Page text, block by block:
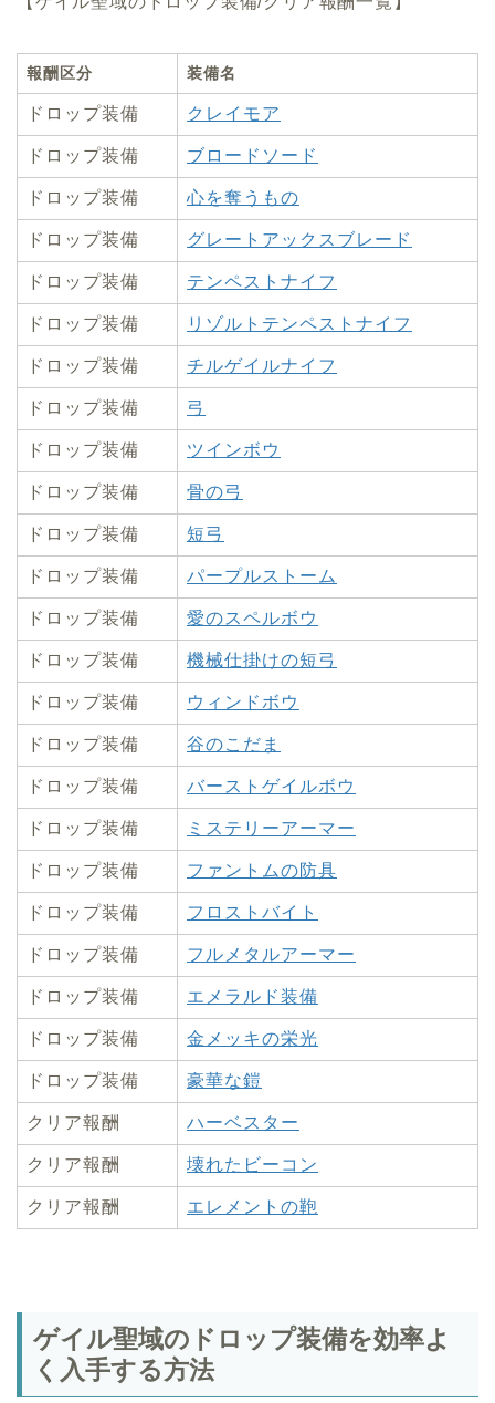
報酬区分 装備名
ドロップ装備 クレイモア
ドロップ装備 ブロードソード
ドロップ装備 心を奪うもの
ドロップ装備 グレートアックスブレード
ドロップ装備 テンペストナイフ
ドロップ装備 リゾルトテンペストナイフ
ドロップ装備 チルゲイルナイフ
ドロップ装備 弓
ドロップ装備 ツインボウ
ドロップ装備 骨の弓
ドロップ装備 短弓
ドロップ装備 パープルストーム
ドロップ装備 愛のスペルボウ
ドロップ装備 機械仕掛けの短弓
ドロップ装備 ウィンドボウ
ドロップ装備 谷のこだま
ドロップ装備 バーストゲイルボウ
ドロップ装備 ミステリーアーマー
ドロップ装備 ファントムの防具
ドロップ装備 フロストバイト
ドロップ装備 フルメタルアーマー
ドロップ装備 エメラルド装備
ドロップ装備 金メッキの栄光
ドロップ装備 豪華な鎧
クリア報酬 ハーベスター
クリア報酬 壊れたビーコン
クリア報酬 エレメントの鞄
ゲイル聖域のドロップ装備を効率よ
く入手する方法